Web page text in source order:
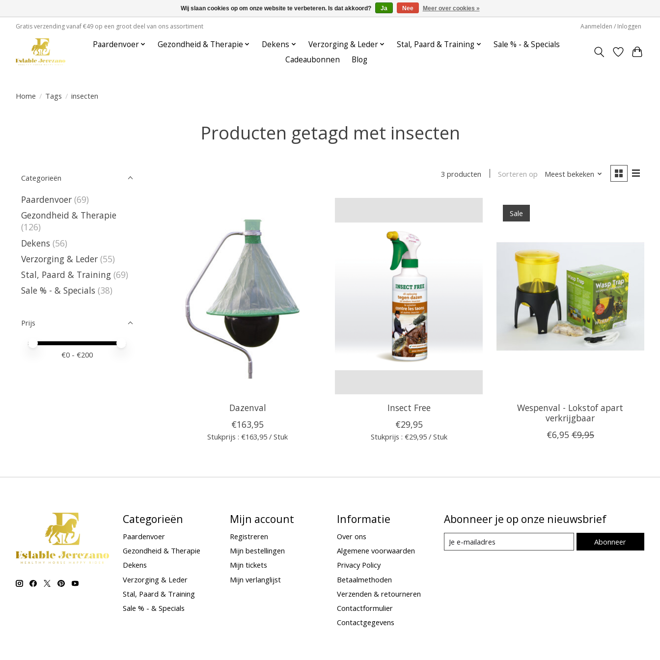
Gratis verzending vanaf €49 op een groot deel van ons assortiment Aanmelden / Inloggen
Paardenvoer Gezondheid & Therapie Dekens Verzorging & Leder Stal, Paard & Training
Sale % - & Specials
Cadeaubonnen
Blog
Home / Tags / insecten
Producten getagd met insecten
Categorieën
Paardenvoer (69)
Gezondheid & Therapie
(126)
Dekens (56)
Verzorging & Leder (55)
Stal, Paard & Training (69)
Sale % - & Specials (38)
Prijs
Minimale prijswaarde
Price maximum value
€0 - €200
3 producten Sorteren op Meest bekeken
Dazenval
€163,95
Stukprijs : €163,95 / Stuk
Insect Free
€29,95
Stukprijs : €29,95 / Stuk
Sale
Wespenval - Lokstof apart
verkrijgbaar
€6,95 €9,95
Categorieën
Paardenvoer
Gezondheid & Therapie
Dekens
Verzorging & Leder
Stal, Paard & Training
Sale % - & Specials
Mijn account
Registreren
Mijn bestellingen
Mijn tickets
Mijn verlanglijst
Informatie
Over ons
Algemene voorwaarden
Privacy Policy
Betaalmethoden
Verzenden & retourneren
Contactformulier
Contactgegevens
Abonneer je op onze nieuwsbrief
Abonneer
Wij slaan cookies op om onze website te verbeteren. Is dat akkoord? Ja Nee Meer over cookies »